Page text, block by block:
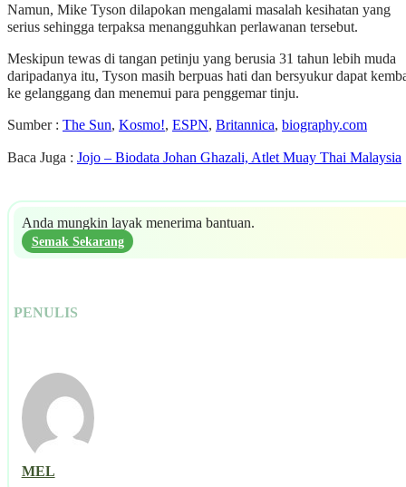
Namun, Mike Tyson dilapokan mengalami masalah kesihatan yang
serius sehingga terpaksa menangguhkan perlawanan tersebut.
Meskipun tewas di tangan petinju yang berusia 31 tahun lebih muda
daripadanya itu, Tyson masih berpuas hati dan bersyukur dapat
ke gelanggang dan menemui para penggemar tinju.
Sumber : The Sun, Kosmo!, ESPN, Britannica, biography.com
Baca Juga : Jojo – Biodata Johan Ghazali, Atlet Muay Thai Malaysia
Anda mungkin layak menerima bantuan.
Semak Sekarang
PENULIS
MEL